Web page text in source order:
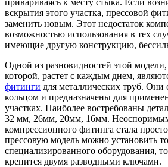
вскрытия этого участка, прессовой
заменить новым. Этот недостаток
возможностью использования в тех
имеющие другую конструкцию,
Одной из разновидностей этой
которой, растет с каждым днем,
фитинги для металлических труб.
кольцом и предназначены для
участках. Наиболее востребованы
32 мм, 26мм, 20мм, 16мм.
компрессионного фитинга стала
прессовую модель можно установить
специализированного оборудования,
крепится двумя разводными ключами.